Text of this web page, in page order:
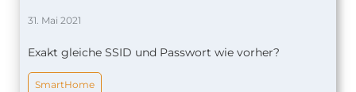
31. Mai 2021
Exakt gleiche SSID und Passwort wie vorher?
SmartHome